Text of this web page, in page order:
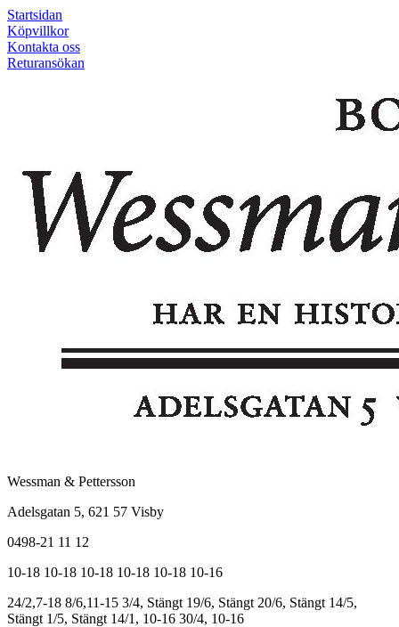
Startsidan
Köpvillkor
Kontakta oss
Returansökan
Wessman & Pettersson
Adelsgatan 5, 621 57 Visby
0498-21 11 12
10-18 10-18 10-18 10-18 10-18 10-16
24/2,7-18 8/6,11-15 3/4, Stängt 19/6, Stängt 20/6, Stängt 14/5,
Stängt 1/5, Stängt 14/1, 10-16 30/4, 10-16